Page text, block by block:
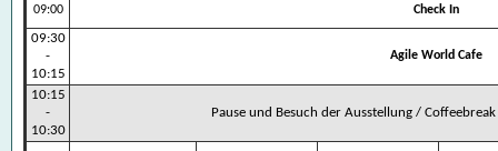
09:00 Check In
09:30
-
10:15
Agile World Cafe
10:15
-
10:30
Pause und Besuch der Ausstellung /